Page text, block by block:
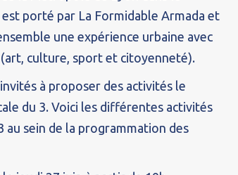
porté par La Formidable Armada et
une expérience urbaine avec
culture, sport et citoyenneté).
à proposer des activités le
du 3. Voici les différentes activités
au sein de la programmation des